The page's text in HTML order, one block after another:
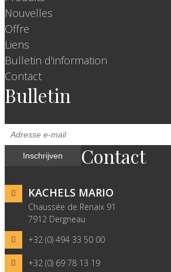
Nouvelles
Offre
Liens
Bulletin d'information
Contact
Bulletin
Contact
KACHELS MARIO
Chaussée de Renaix 91
7912 Dergneau
+32 (0) 494 33 50 00
+32 (0) 69 78 13 19